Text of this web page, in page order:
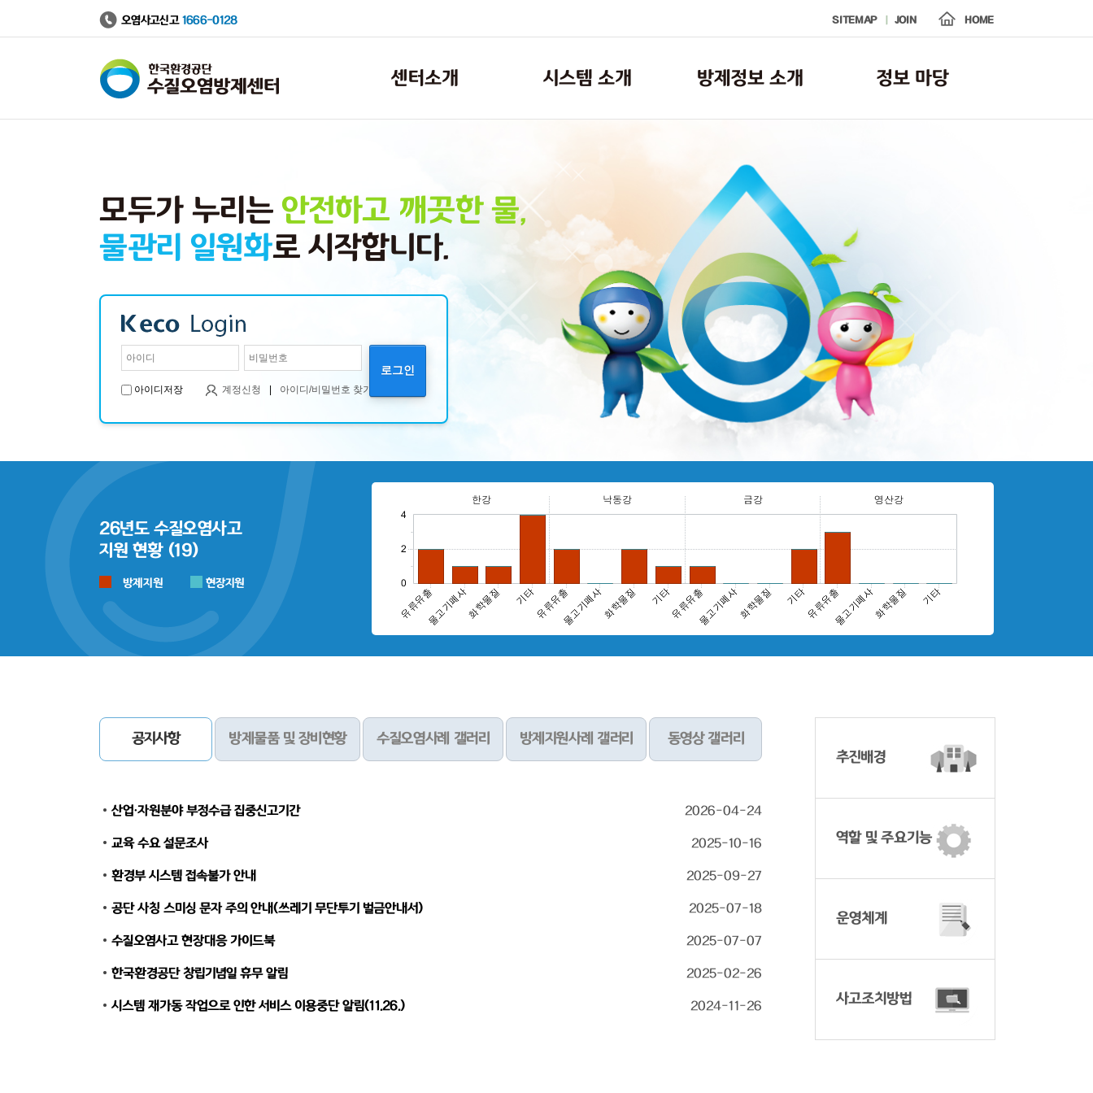
오염사고신고1666-0128 SITEMAP JOIN HOME
질
오
염
템
센터소개
운영 체계 및 조직 안내
보유 장비 현황
시스템 소개
예방
복구 & 지원
방제정보 소개
오염사고 조치 메뉴얼
정보 마당
수질오염 사고·지원 갤러리
교육·훈련 영상
로그인
아이디저장 계정신청 아이디/비밀번호 찾기
모두가 누리는 안전하고 깨끗한 물,
물관리 일원화로 시작합니다.
26년도 수질오염사고
지원 현황 (19)
방제지원 현장지원
공지사항 방제물품 및 장비현황 수질오염사례 갤러리 방제지원사례 갤러리 동영상 갤러리
산업·자원분야 부정수급 집중신고기간 2026-04-24
교육 수요 설문조사 2025-10-16
환경부 시스템 접속불가 안내 2025-09-27
공단 사칭 스미싱 문자 주의 안내(쓰레기 무단투기 벌금안내서) 2025-07-18
수질오염사고 현장대응 가이드북 2025-07-07
한국환경공단 창립기념일 휴무 알림 2025-02-26
시스템 재가동 작업으로 인한 서비스 이용중단 알림(11.26.) 2024-11-26
추진배경
역할 및 주요기능
운영체계
사고조치방법